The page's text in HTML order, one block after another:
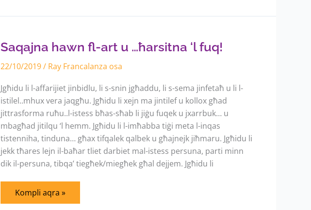
Saqajna hawn fl-art u …ħarsitna ‘l fuq!
22/10/2019/ Ray Francalanza osa
Jgħidu li l-affarijiet jinbidlu, li s-snin jgħaddu, li s-sema jinfetaħ u li l-
istilel..mhux vera jaqgħu. Jgħidu li xejn ma jintilef u kollox għad
jittrasforma ruħu..l-istess bħas-sħab li jiġu fuqek u jxarrbuk… u
mbagħad jitilqu ‘l hemm. Jgħidu li l-imħabba tiġi meta l-inqas
tistenniha, tinduna… għax tifqalek qalbek u għajnejk jiħmaru. Jgħidu li
jekk tħares lejn il-baħar tliet darbiet mal-istess persuna, parti minn
dik il-persuna, tibqa’ tiegħek/miegħek għal dejjem. Jgħidu li
Saqajna
art
u
ħarsitna
Kompli aqra »